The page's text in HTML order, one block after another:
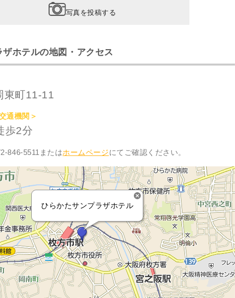
写真を投稿する
ホテルの地図・アクセス
東町11-11
通機関＞
歩2分
846-5511またはホームページにてご確認ください。
ひらかたサンプラザホテル